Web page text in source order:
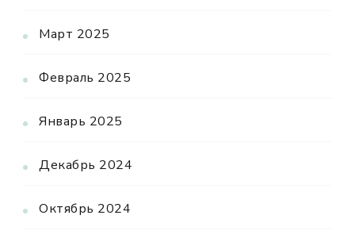
Март 2025
Февраль 2025
Январь 2025
Декабрь 2024
Октябрь 2024